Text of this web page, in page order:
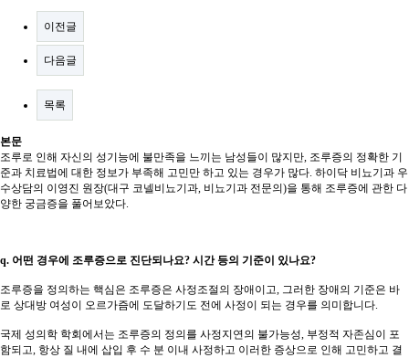
이전글
다음글
목록
본문
조루로 인해 자신의 성기능에 불만족을 느끼는 남성들이 많지만, 조루증의 정확한 기
준과 치료법에 대한 정보가 부족해 고민만 하고 있는 경우가 많다. 하이닥 비뇨기과 우
수상담의 이영진 원장(대구 코넬비뇨기과, 비뇨기과 전문의)을 통해 조루증에 관한 다
양한 궁금증을 풀어보았다.
q. 어떤 경우에 조루증으로 진단되나요? 시간 등의 기준이 있나요?
조루증을 정의하는 핵심은 조루증은 사정조절의 장애이고, 그러한 장애의 기준은 바
로 상대방 여성이 오르가즘에 도달하기도 전에 사정이 되는 경우를 의미합니다.
국제 성의학 학회에서는 조루증의 정의를 사정지연의 불가능성, 부정적 자존심이 포
함되고, 항상 질 내에 삽입 후 수 분 이내 사정하고 이러한 증상으로 인해 고민하고 결